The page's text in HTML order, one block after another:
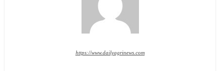
https://www.dailyagrinews.com